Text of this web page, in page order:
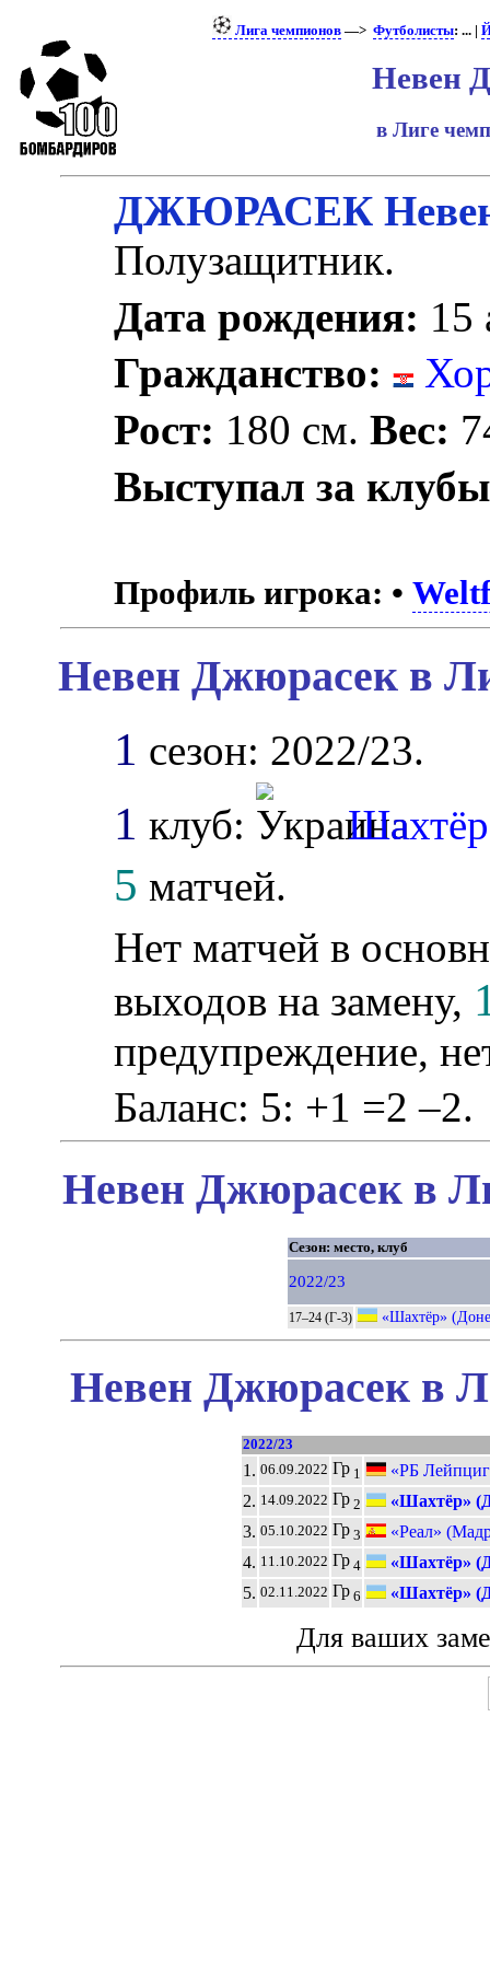
Лига чемпионов—> Футболисты: ... |
Невен
в Лиге
ДЖЮРАСЕК
Полузащитник.
Дата рождения: 15
Гражданство:
Рост: 180 см.Вес:
Выступал за
Профиль игрока: •
Невен Джюрасек в
1 сезон: 2022/23.
1 клуб: Шахтёр
5 матчей.
Нет матчей в
выходов на замену,
предупреждение,
Баланс: 5: +1 =2 –2.
Невен Джюрасек в
Сезон: место, клуб
2022/23
17–24 (Г-3) «Шахтёр»
Невен Джюрасек в
2022/23
1. 06.09.2022 Гр 1
«РБ
2. 14.09.2022 Гр 2
«Шахтёр»
3. 05.10.2022 Гр 3
«Реал»
4. 11.10.2022 Гр 4
«Шахтёр»
5. 02.11.2022 Гр 6 «Шахтёр»
Для ваших